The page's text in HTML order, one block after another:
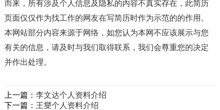
而来，所有涉及个人信息及隐私的内容不真实存在，此简历
页面仅仅作为找工作的网友在写简历时作为示范的的作用。
本网站部分内容来源于网络，如您认为本网不应该展示与您
有关的信息，请及时与我们取得联系，我们会尊重您的决定
并作出处理。
上一篇： 李文达个人资料介绍
下一篇： 王燮个人资料介绍